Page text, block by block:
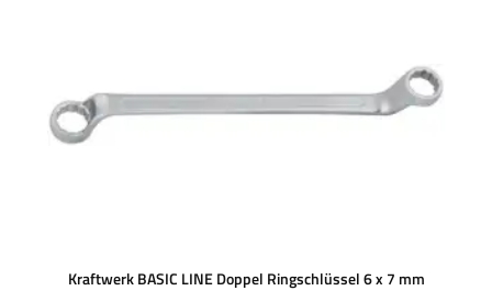
Kraftwerk BASIC LINE Doppel Ringschlüssel 6 x 7 mm